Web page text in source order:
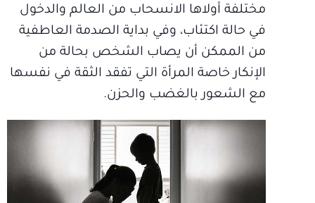
مختلفة أولاها الانسحاب من العالم والدخول
في حالة اكتئاب، وفي بداية الصدمة العاطفية
من الممكن أن يصاب الشخص بحالة من
الإنكار خاصة المرأة التي تفقد الثقة في نفسها
مع الشعور بالغضب والحزن.